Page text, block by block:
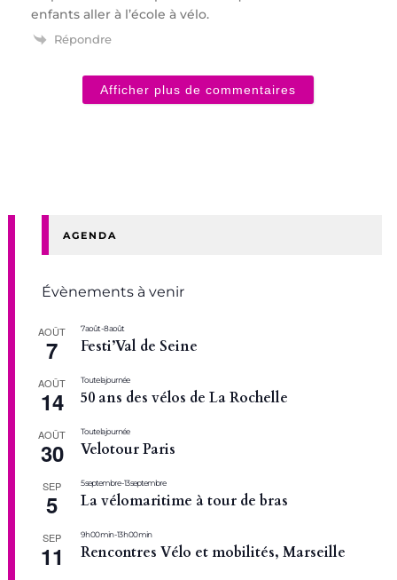
enfants aller à l’école à vélo.
Répondre
Afficher plus de commentaires
AGENDA
Évènements à venir
AOÛT
7
7 août-8 août
Festi’Val de Seine
AOÛT
14
Toute la journée
50 ans des vélos de La Rochelle
AOÛT
30
Toute la journée
Velotour Paris
SEP
5
5 septembre-13 septembre
La vélomaritime à tour de bras
SEP
11
9 h 00 min-13 h 00 min
Rencontres Vélo et mobilités, Marseille